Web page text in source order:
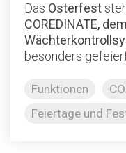
Das Osterfest
COREDINATE,
besonders
Funktionen
Feiertage und